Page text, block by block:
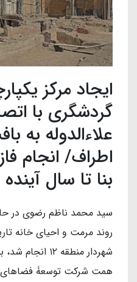
ایجاد مرکز
گردشگری با
علاءالدوله به
اطراف/ انجام
بنا تا سال آینده
سید محمد ناظم رضوی در
روند مرمت و احیای خانه
شهردار منطقه
همت شرکت توسعۀ فضاهای